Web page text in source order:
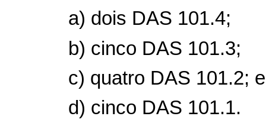
a) dois DAS 101.4;
b) cinco DAS 101.3;
c) quatro DAS 101.2; e
d) cinco DAS 101.1.